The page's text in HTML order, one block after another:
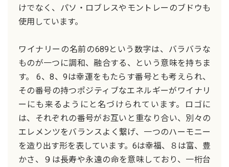
けでなく、パソ・ロブレスやモントレーのブドウも
使用しています。
ワイナリーの名前の689という数字は、バラバラな
ものが一つに調和、融合する、という意味を持ちま
す。 6、8、9は幸運をもたらす番号とも考えられ、
その番号の持つポジティブなエネルギーがワイナリ
ーにも来るようにと名づけられています。ロゴに
は、それぞれの番号がお互いと重なり合い、別々の
エレメンツをバランスよく繋げ、一つのハーモニー
を造り出す形を表しています。6は幸福、８は富、豊
かさ、９は長寿や永遠の命を意味しており、一桁台